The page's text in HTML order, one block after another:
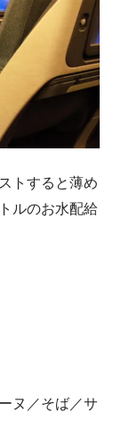
トすると薄め
ルのお水配給
ヌ／そば／サ